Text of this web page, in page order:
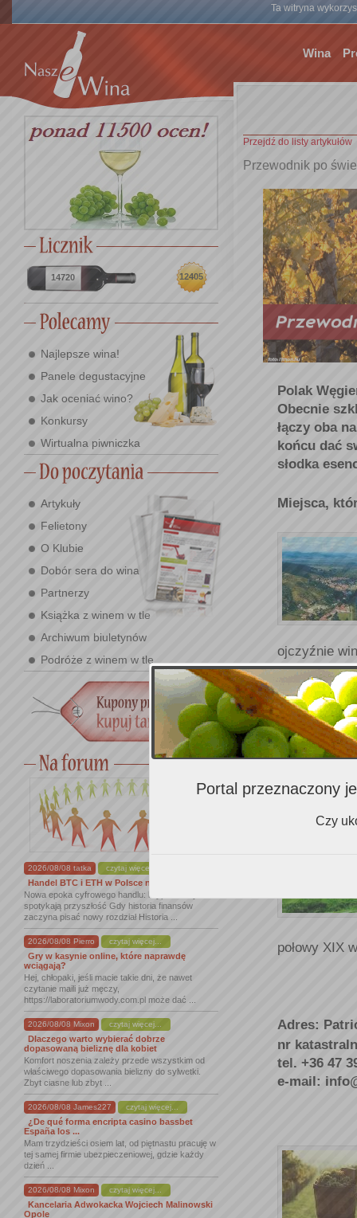
Ta witryna
Wina
14720 12405
Najlepsze wina!
Panele degustacyjne
Jak oceniać wino?
Konkursy
Wirtualna piwniczka
Artykuły
Felietony
O Klubie
Dobór sera do wina
Partnerzy
Książka z winem w tle
Archiwum biuletynów
Podróże z winem w tle
2026/08/08 tatka czytaj więcej...
Handel BTC i ETH w Polsce na nowym ...
Nowa epoka cyfrowego handlu: kryptowaluty
spotykają przyszłość Gdy historia finansów
zaczyna pisać nowy rozdział Historia ...
2026/08/08 Pierro czytaj więcej...
Gry w kasynie online, które naprawdę
wciągają?
Hej, chłopaki, jeśli macie takie dni, że nawet
czytanie maili już męczy,
https://laboratoriumwody.com.pl może dać ...
2026/08/08 Mixon czytaj więcej...
Dlaczego warto wybierać dobrze
dopasowaną bieliznę dla kobiet
Komfort noszenia zależy przede wszystkim od
właściwego dopasowania bielizny do sylwetki.
Zbyt ciasne lub zbyt ...
2026/08/08 James227 czytaj więcej...
¿De qué forma encripta casino bassbet
España los ...
Mam trzydzieści osiem lat, od piętnastu pracuję w
tej samej firmie ubezpieczeniowej, gdzie każdy
dzień ...
2026/08/08 Mixon czytaj więcej...
Kancelaria Adwokacka Wojciech Malinowski
Opole
Przejdź do listy artykułów
Przewodnik po
Polak
Obecnie
łączy oba
końcu dać
słodka
Miejsca,
ojczyźnie
Adres:
Tolcsva H-
fax: +36
połowy XIX
Adres:
nr
tel. +36 47
e-mail:
Portal przeznaczony
Czy